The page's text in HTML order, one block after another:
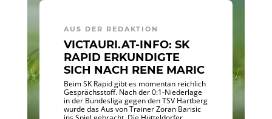
AUS DER REDAKTION
VICTAURI.AT-INFO: SK
RAPID ERKUNDIGTE
SICH NACH RENE MARIC
Beim SK Rapid gibt es momentan reichlich
Gesprächsstoff. Nach der 0:1-Niederlage
in der Bundesliga gegen den TSV Hartberg
wurde das Aus von Trainer Zoran Barisic